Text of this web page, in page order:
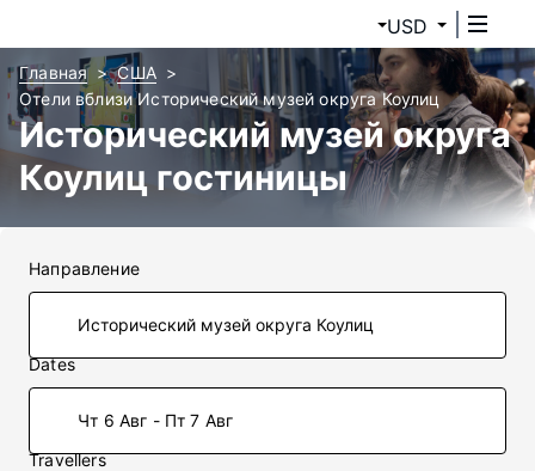
USD
Главная
США
Отели вблизи Исторический музей округа Коулиц
Исторический музей округа
Коулиц гостиницы
Направление
Dates
Чт 6 Авг - Пт 7 Авг
Travellers